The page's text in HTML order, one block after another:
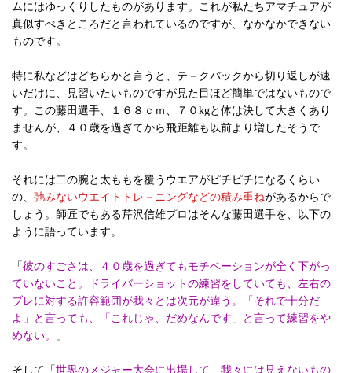
ムにはゆっくりしたものがあります。これが私たちアマチュアが
真似すべきところだと言われているのですが、なかなかできない
ものです。
特に私などはどちらかと言うと、テ－クバックから切り返しが速
いだけに、見習いたいものですが見た目ほど簡単ではないもので
す。この藤田選手、１６８ｃｍ、７０kgと体は決して大きくあり
ませんが、４０歳を過ぎてから飛距離も以前より増したそうで
す。
それには二の腕と太ももを覆うウエアがピチピチになるくらい
の、 弛みないウエイトトレ－ニングなどの積み重ねがあるからで
しょう。師匠でもある芹沢信雄プロはそんな藤田選手を、以下の
ように語っています。
「 彼のすごさは、４０歳を過ぎてもモチベーションが全く下がっ
ていないこと。ドライバーショットの練習をしていても、左右の
ブレに対する許容範囲が我々とは次元が違う。「それで十分だ
よ」と言っても、「これじゃ、だめなんです」と言って練習をや
めない。
」
そして「 世界のメジャー大会に出場して、我々には見えないもの